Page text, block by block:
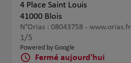
4 Place Saint Louis
41000 Blois
N°Orias : 08043758 - www.orias.fr
1/5
Powered by Google
Fermé aujourd'hui